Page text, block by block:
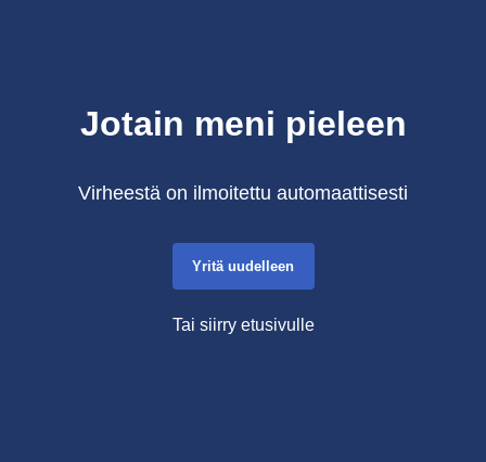
Jotain meni pieleen
Virheestä on ilmoitettu automaattisesti
Yritä uudelleen
Tai siirry etusivulle